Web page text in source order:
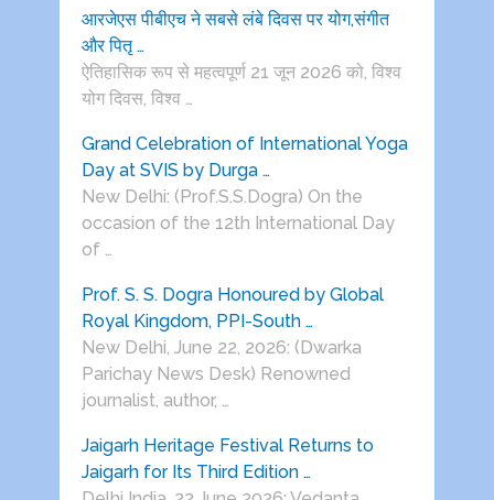
आरजेएस पीबीएच ने सबसे लंबे दिवस पर योग,संगीत
और पितृ …
ऐतिहासिक रूप से महत्वपूर्ण 21 जून 2026 को, विश्व
योग दिवस, विश्व …
Grand Celebration of International Yoga
Day at SVIS by Durga …
New Delhi: (Prof.S.S.Dogra) On the
occasion of the 12th International Day
of …
Prof. S. S. Dogra Honoured by Global
Royal Kingdom, PPI-South …
New Delhi, June 22, 2026: (Dwarka
Parichay News Desk) Renowned
journalist, author, …
Jaigarh Heritage Festival Returns to
Jaigarh for Its Third Edition …